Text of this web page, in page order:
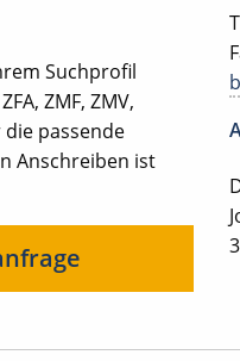
Suchprofil
ZMF, ZMV,
die passende
Anschreiben ist